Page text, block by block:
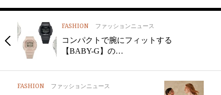
FASHION ファッションニュース
コンパクトで腕にフィットする
【BABY-G】の…
FASHION ファッションニュース